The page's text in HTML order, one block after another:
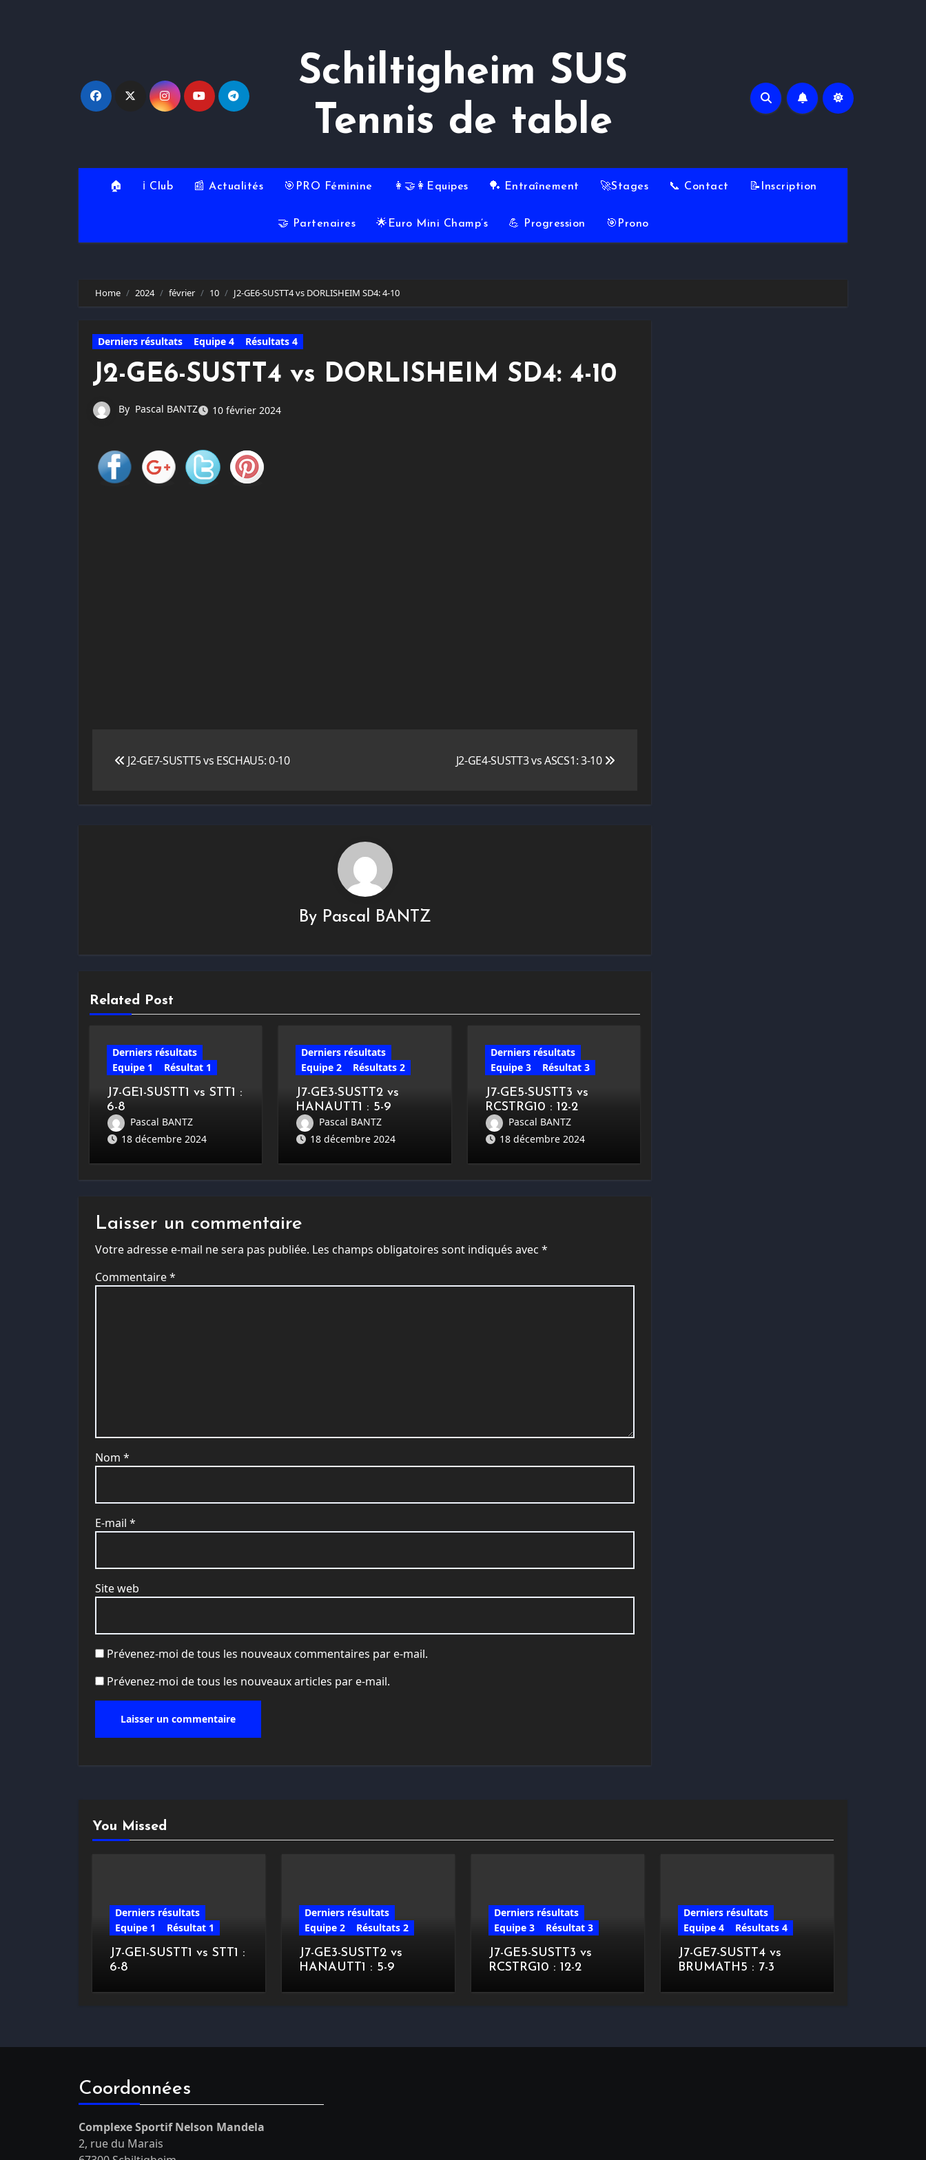
Schiltigheim SUS
Tennis de table
🏠 ℹ️ Club 📰 Actualités 🎯PRO Féminine 👩‍🤝‍👩Equipes 🏓 Entraînement 🚀Stages 📞 Contact 📝Inscription
🤝 Partenaires 🌟Euro Mini Champ’s 💪 Progression 🎯Prono
Home 2024 février 10 J2-GE6-SUSTT4 vs DORLISHEIM SD4: 4-10
Derniers résultats Equipe 4 Résultats 4
J2-GE6-SUSTT4 vs DORLISHEIM SD4: 4-10
By Pascal BANTZ 10 février 2024
de
J2-GE7-SUSTT5 vs ESCHAU5: 0-10 J2-GE4-SUSTT3 vs ASCS1: 3-10
By Pascal BANTZ
Related Post
Derniers résultats
Equipe 1
Résultat 1
J7-GE1-SUSTT1 vs STT1 :
6-8
Pascal BANTZ
18 décembre 2024
Derniers résultats
Equipe 2
Résultats 2
J7-GE3-SUSTT2 vs
HANAUTT1 : 5-9
Pascal BANTZ
18 décembre 2024
Derniers résultats
Equipe 3
Résultat 3
J7-GE5-SUSTT3 vs
RCSTRG10 : 12-2
Pascal BANTZ
18 décembre 2024
Laisser un commentaire
Votre adresse e-mail ne sera pas publiée. Les champs obligatoires sont indiqués avec *
Commentaire*
Nom *
E-mail *
Site web
Prévenez-moi de tous les nouveaux commentaires par e-mail.
Prévenez-moi de tous les nouveaux articles par e-mail.
You Missed
Derniers résultats
Equipe 1
Résultat 1
J7-GE1-SUSTT1 vs STT1 :
6-8
Derniers résultats
Equipe 2
Résultats 2
J7-GE3-SUSTT2 vs
HANAUTT1 : 5-9
Derniers résultats
Equipe 3
Résultat 3
J7-GE5-SUSTT3 vs
RCSTRG10 : 12-2
Derniers résultats
Equipe 4
Résultats 4
J7-GE7-SUSTT4 vs
BRUMATH5 : 7-3
Coordonnées
Complexe Sportif Nelson Mandela
2, rue du Marais